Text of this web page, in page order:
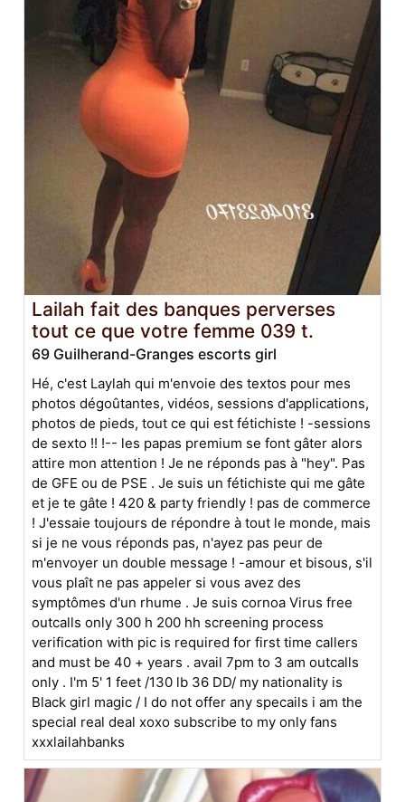
Lailah fait des banques perverses
tout ce que votre femme 039 t.
69 Guilherand-Granges escorts girl
Hé, c'est Laylah qui m'envoie des textos pour mes
photos dégoûtantes, vidéos, sessions d'applications,
photos de pieds, tout ce qui est fétichiste ! -sessions
de sexto !! !-- les papas premium se font gâter alors
attire mon attention ! Je ne réponds pas à "hey". Pas
de GFE ou de PSE . Je suis un fétichiste qui me gâte
et je te gâte ! 420 & party friendly ! pas de commerce
! J'essaie toujours de répondre à tout le monde, mais
si je ne vous réponds pas, n'ayez pas peur de
m'envoyer un double message ! -amour et bisous, s'il
vous plaît ne pas appeler si vous avez des
symptômes d'un rhume . Je suis cornoa Virus free
outcalls only 300 h 200 hh screening process
verification with pic is required for first time callers
and must be 40 + years . avail 7pm to 3 am outcalls
only . I'm 5' 1 feet /130 lb 36 DD/ my nationality is
Black girl magic / I do not offer any specails i am the
special real deal xoxo subscribe to my only fans
xxxlailahbanks